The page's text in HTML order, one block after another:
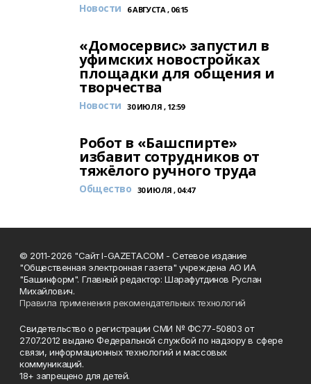
Новости 6 АВГУСТА , 06:15
«Домосервис» запустил в
уфимских новостройках
площадки для общения и
творчества
Новости 30 ИЮЛЯ , 12:59
Робот в «Башспирте»
избавит сотрудников от
тяжёлого ручного труда
Общество 30 ИЮЛЯ , 04:47
© 2011-2026 "Сайт I-GAZETA.COM - Сетевое издание
"Общественная электронная газета" учреждена АО ИА
"Башинформ". Главный редактор: Шарафутдинов Руслан
Михайлович.
Правила применения рекомендательных технологий
Свидетельство о регистрации СМИ № ФС77-50803 от
27.07.2012 выдано Федеральной службой по надзору в сфере
связи, информационных технологий и массовых
коммуникаций.
18+ запрещено для детей.